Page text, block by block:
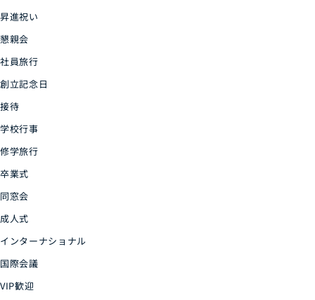
昇進祝い
懇親会
社員旅行
創立記念日
接待
学校行事
修学旅行
卒業式
同窓会
成人式
インターナショナル
国際会議
VIP歓迎